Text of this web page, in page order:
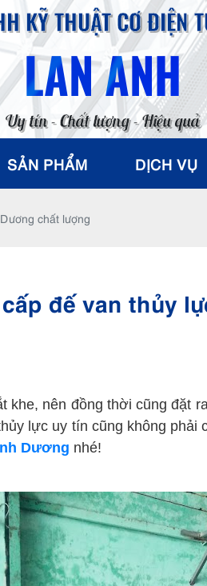
KỸ THUẬT CƠ ĐIỆN
LAN ANH
Uy tín - Chất lượng - Hiệu quả
SẢN PHẨM DỊCH VỤ
chất lượng
đế van thủy
nên đồng thời cũng đặt
lực uy tín cũng không
Dương nhé!